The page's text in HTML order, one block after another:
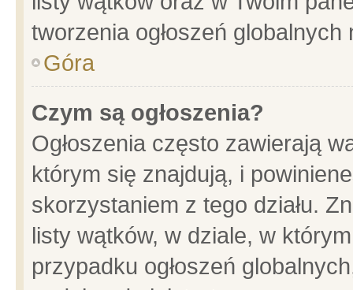
tworzenia ogłoszeń
Góra
Czym są ogłoszenia?
Ogłoszenia często zawierają
którym się znajdują, i
skorzystaniem z tego działu.
listy wątków, w dziale, w
przypadku ogłoszeń